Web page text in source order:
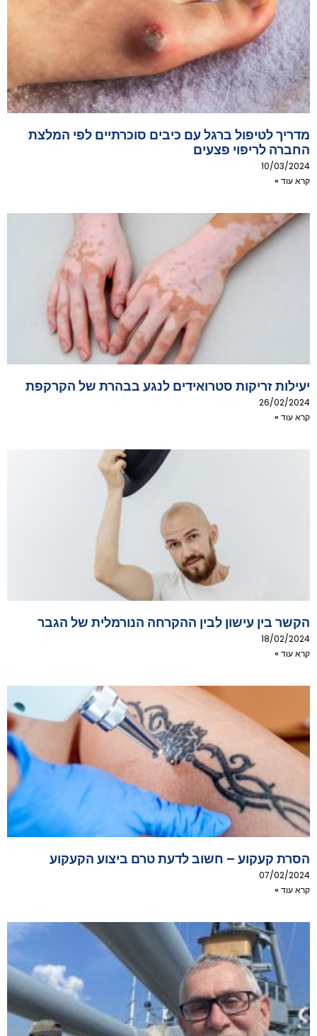
מדריך לטיפול ברגל עם כיבים סוכרתיים לפי המלצת
החברה לריפוי פצעים
10/03/2024
קרא עוד »
יעילות זריקות סטרואידים לנגע בבהרת של הקרקפת
26/02/2024
קרא עוד »
הקשר בין עישון לבין ההקרחה הנורמלית של הגבר
18/02/2024
קרא עוד »
הסרת קעקוע – חשוב לדעת טרם ביצוע הקעקוע
07/02/2024
קרא עוד »